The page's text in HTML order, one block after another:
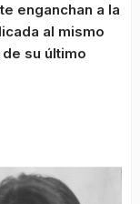
enganchan a la
al mismo
su último